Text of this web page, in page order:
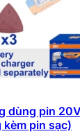
dùng pin
pin sạc)